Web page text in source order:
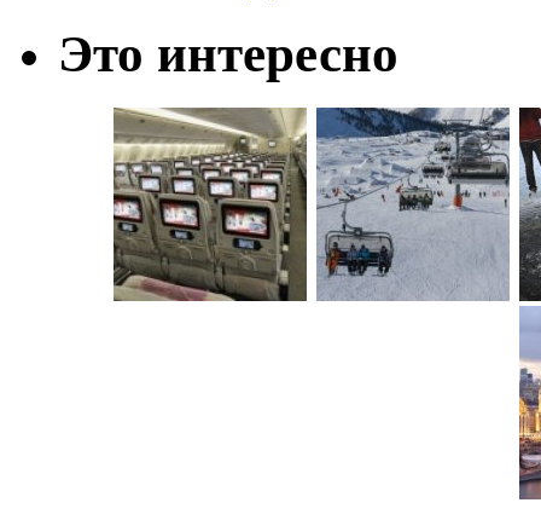
Это интересно